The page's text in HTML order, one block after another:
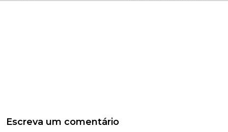
Escreva um comentário